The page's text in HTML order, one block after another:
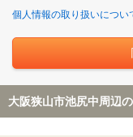
個人情報の取り扱いについ
大阪狭山市池尻中周辺